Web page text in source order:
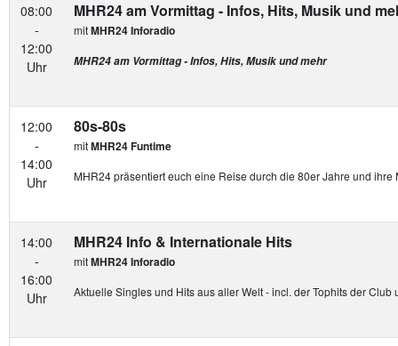
08:00
-
12:00
Uhr
MHR24 am Vormittag - Infos, Hits, Musik und
mitMHR24 Inforadio
MHR24 am Vormittag - Infos, Hits, Musik und mehr
12:00
-
14:00
Uhr
80s-80s
mitMHR24 Funtime
MHR24 präsentiert euch eine Reise durch die 80er Jahre und ihre
14:00
-
16:00
Uhr
MHR24 Info & Internationale Hits
mitMHR24 Inforadio
Aktuelle Singles und Hits aus aller Welt - incl. der Tophits der Club